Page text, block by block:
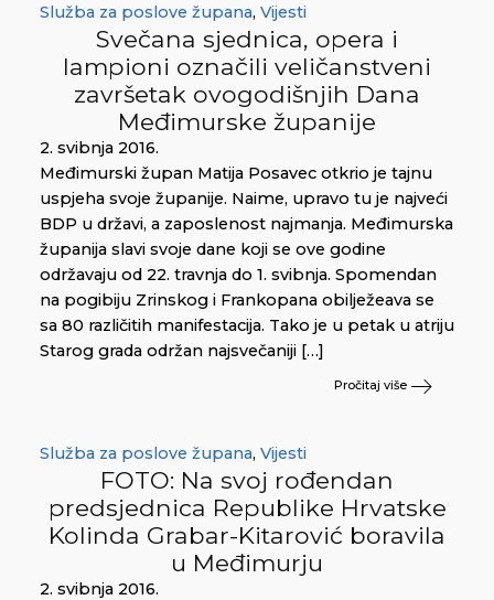
Služba za poslove župana, Vijesti
Svečana sjednica, opera i
lampioni označili veličanstveni
završetak ovogodišnjih Dana
Međimurske županije
2. svibnja 2016.
Međimurski župan Matija Posavec otkrio je tajnu
uspjeha svoje županije. Naime, upravo tu je najveći
BDP u državi, a zaposlenost najmanja. Međimurska
županija slavi svoje dane koji se ove godine
održavaju od 22. travnja do 1. svibnja. Spomendan
na pogibiju Zrinskog i Frankopana obilježeava se
sa 80 različitih manifestacija. Tako je u petak u atriju
Starog grada održan najsvečaniji […]
Pročitaj više
Služba za poslove župana, Vijesti
FOTO: Na svoj rođendan
predsjednica Republike Hrvatske
Kolinda Grabar-Kitarović boravila
u Međimurju
2. svibnja 2016.